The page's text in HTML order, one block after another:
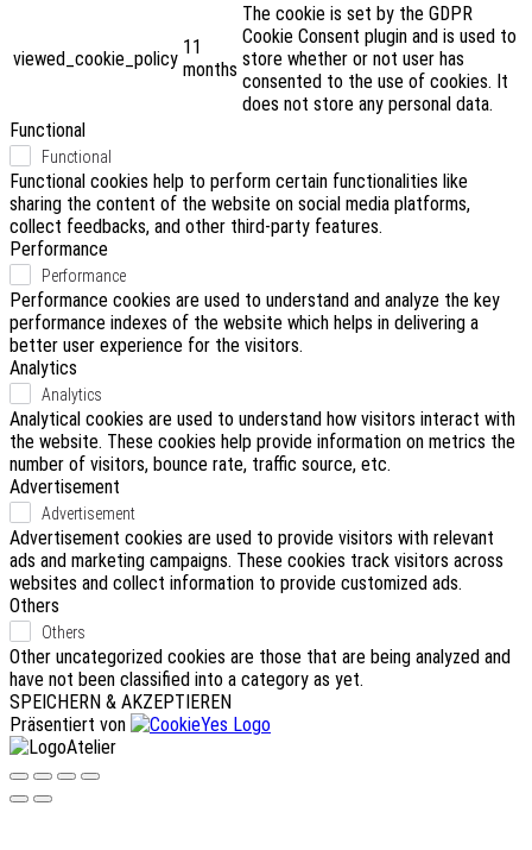
viewed_cookie_policy
11
months
The cookie is set by the GDPR
Cookie Consent plugin and is used to
store whether or not user has
consented to the use of cookies. It
does not store any personal data.
Functional
Functional
Functional cookies help to perform certain functionalities like
sharing the content of the website on social media platforms,
collect feedbacks, and other third-party features.
Performance
Performance
Performance cookies are used to understand and analyze the key
performance indexes of the website which helps in delivering a
better user experience for the visitors.
Analytics
Analytics
Analytical cookies are used to understand how visitors interact with
the website. These cookies help provide information on metrics the
number of visitors, bounce rate, traffic source, etc.
Advertisement
Advertisement
Advertisement cookies are used to provide visitors with relevant
ads and marketing campaigns. These cookies track visitors across
websites and collect information to provide customized ads.
Others
Others
Other uncategorized cookies are those that are being analyzed and
have not been classified into a category as yet.
SPEICHERN & AKZEPTIEREN
Präsentiert von